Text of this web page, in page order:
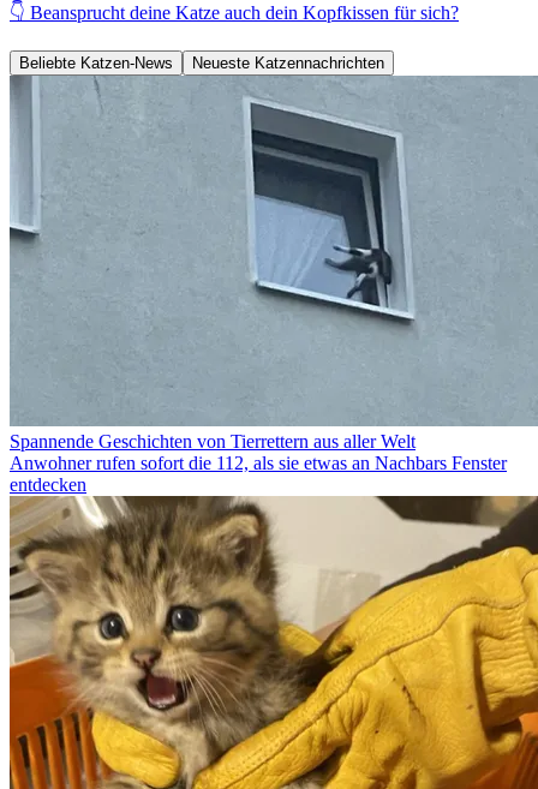
👇 Beansprucht deine Katze auch dein Kopfkissen für sich?
Beliebte Katzen-News Neueste Katzennachrichten
Spannende Geschichten von Tierrettern aus aller Welt
Anwohner rufen sofort die 112, als sie etwas an Nachbars Fenster
entdecken